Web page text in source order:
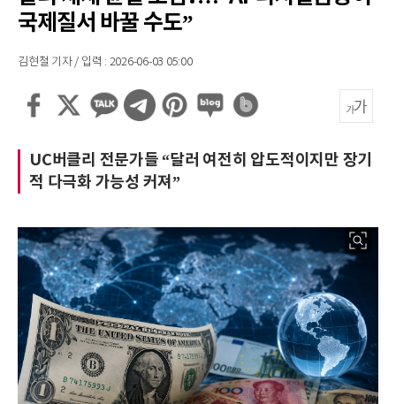
국제질서 바꿀 수도”
김현철 기자 / 입력 : 2026-06-03 05:00
UC버클리 전문가들 “달러 여전히 압도적이지만 장기
적 다극화 가능성 커져”